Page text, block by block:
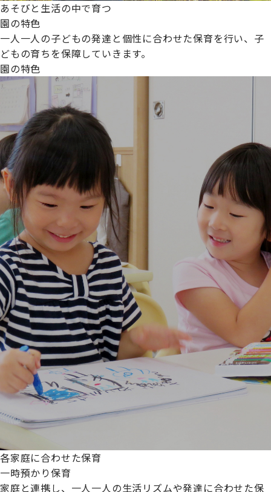
あそびと生活の中で育つ
園の特色
一人一人の子どもの発達と個性に合わせた保育を行い、子
どもの育ちを保障していきます。
園の特色
各家庭に合わせた保育
一時預かり保育
家庭と連携し、一人一人の生活リズムや発達に合わせた保